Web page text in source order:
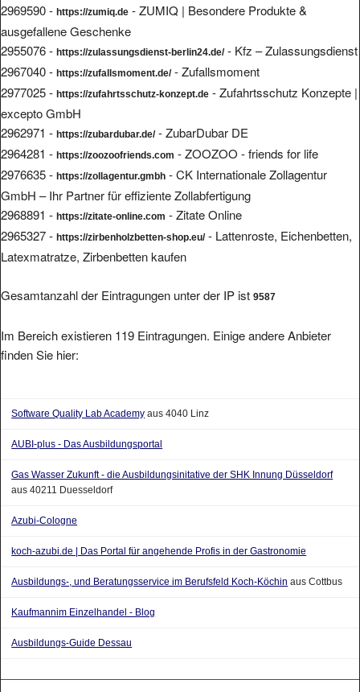
2969590 - https://zumiq.de - ZUMIQ | Besondere Produkte &
ausgefallene Geschenke
2955076 - https://zulassungsdienst-berlin24.de/- Kfz – Zulassungsdienst
2967040 - https://zufallsmoment.de/- Zufallsmoment
2977025 - https://zufahrtsschutz-konzept.de - Zufahrtsschutz Konzepte |
excepto GmbH
2962971 - https://zubardubar.de/- ZubarDubar DE
2964281 - https://zoozoofriends.com - ZOOZOO - friends for life
2976635 - https://zollagentur.gmbh - CK Internationale Zollagentur
GmbH – Ihr Partner für effiziente Zollabfertigung
2968891 - https://zitate-online.com - Zitate Online
2965327 - https://zirbenholzbetten-shop.eu/- Lattenroste, Eichenbetten,
Latexmatratze, Zirbenbetten kaufen
Gesamtanzahl der Eintragungen unter der IP ist 9587
Im Bereich existieren 119 Eintragungen. Einige andere Anbieter
finden Sie hier:
Software Quality Lab Academy aus 4040 Linz
AUBI-plus - Das Ausbildungsportal
Gas Wasser Zukunft - die Ausbildungsinitative der SHK Innung Düsseldorf
aus 40211 Duesseldorf
Azubi-Cologne
koch-azubi.de | Das Portal für angehende Profis in der Gastronomie
Ausbildungs-, und Beratungsservice im Berufsfeld Koch-Köchin aus Cottbus
Kaufmannim Einzelhandel - Blog
Ausbildungs-Guide Dessau